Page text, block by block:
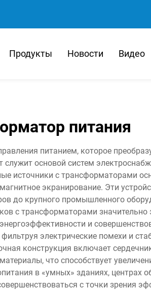
Продукты Новости Видео
питания
питанием, которое
основой систем
источники с трансформаторами
экранирование. Эти
до крупного промышленного
с трансформаторами
и
электрические помехи и
конструкция включает
что способствует
в «умных» зданиях, центрах
с точки зрения